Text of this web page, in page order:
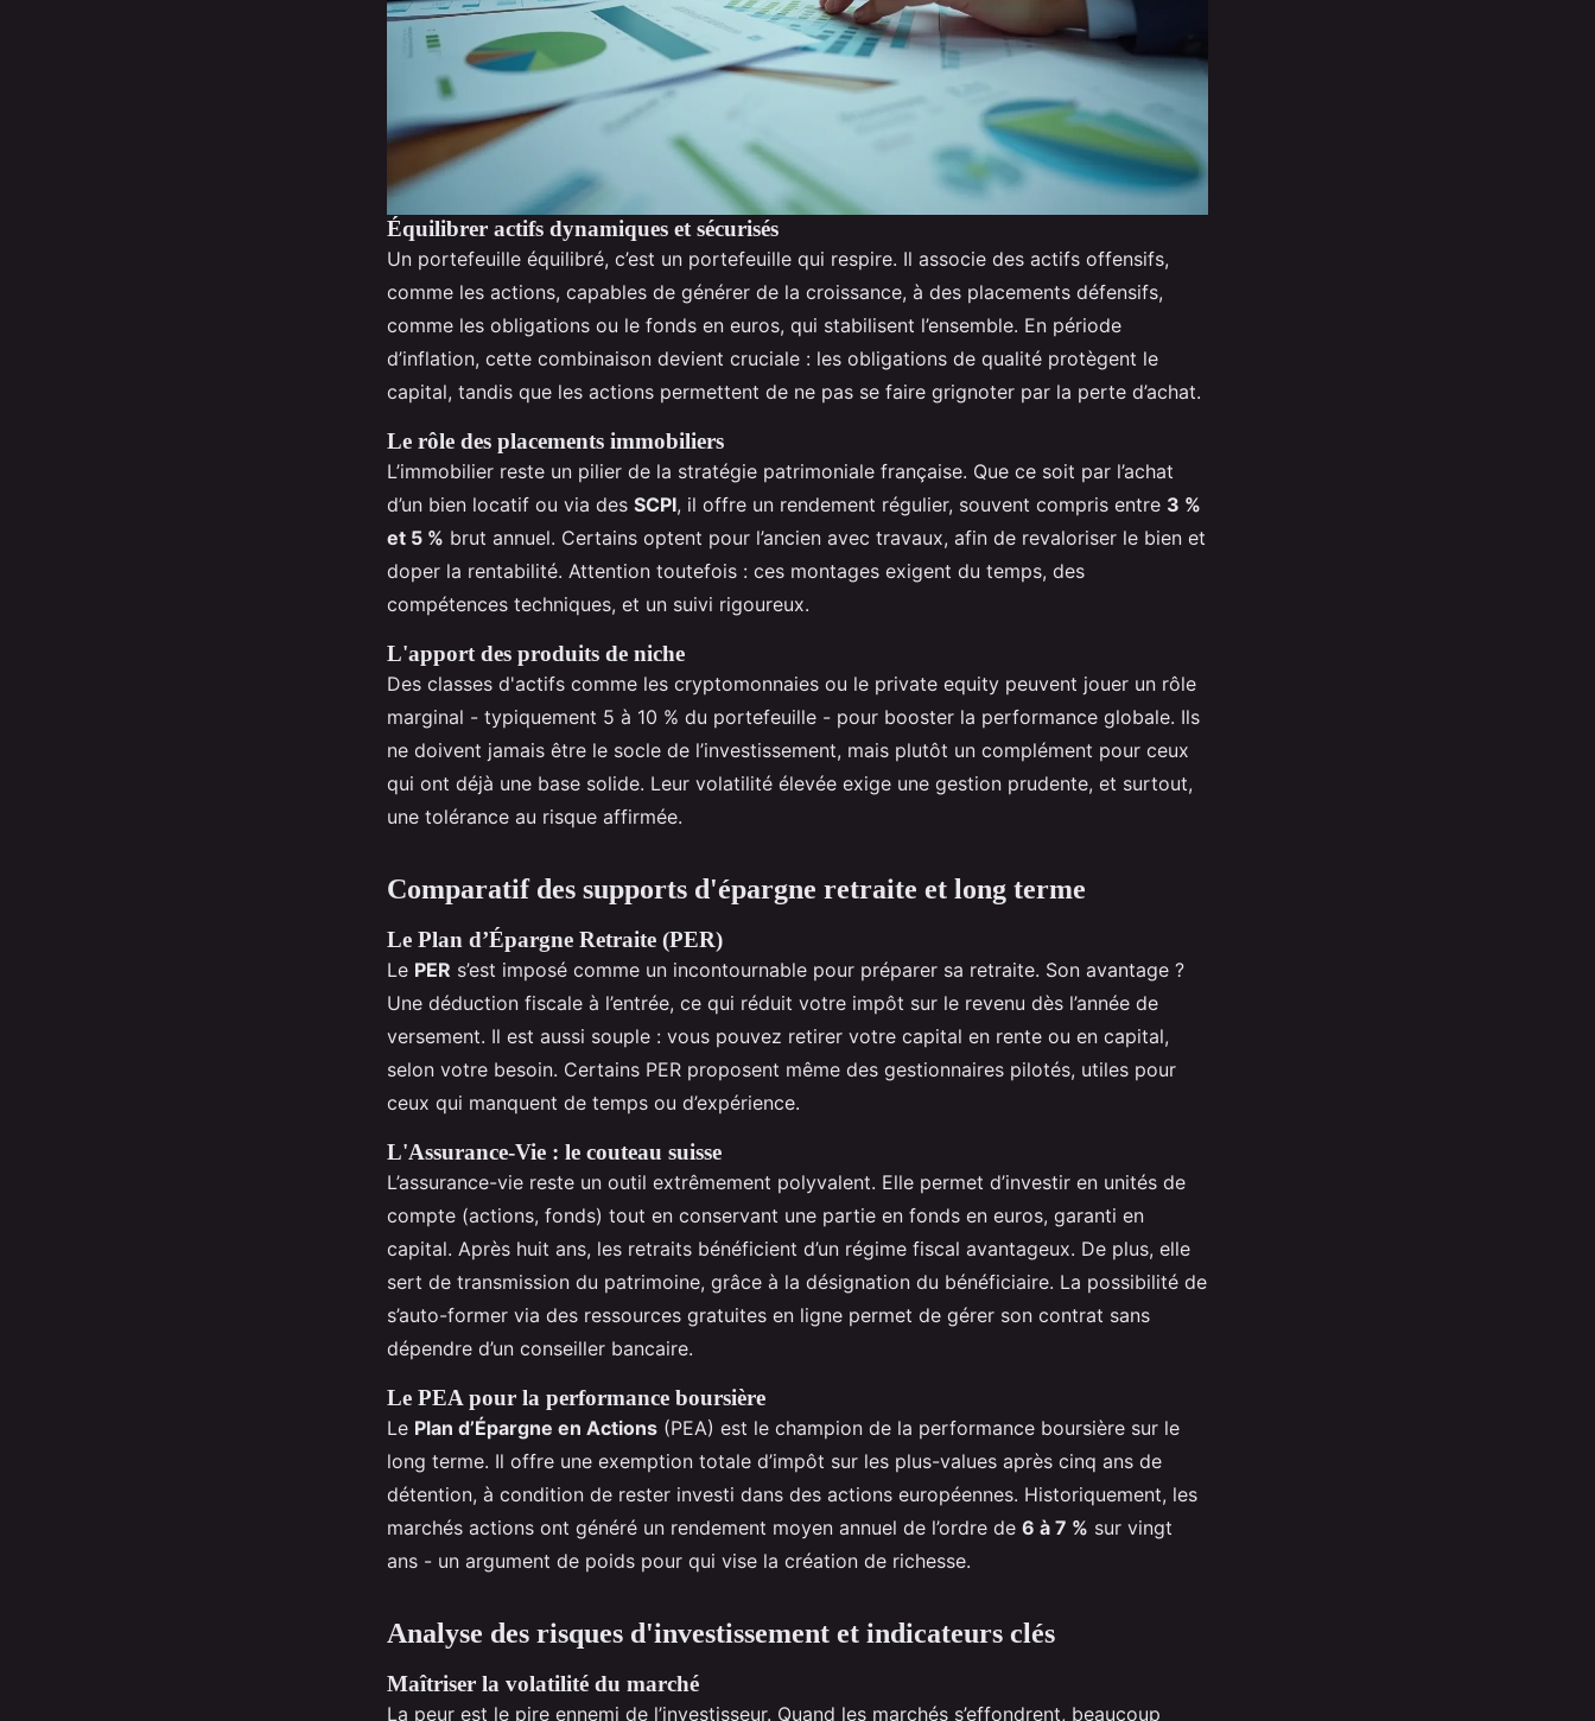
Équilibrer actifs dynamiques et sécurisés
Un portefeuille équilibré, c’est un portefeuille qui respire. Il associe des actifs offensifs,
comme les actions, capables de générer de la croissance, à des placements défensifs,
comme les obligations ou le fonds en euros, qui stabilisent l’ensemble. En période
d’inflation, cette combinaison devient cruciale : les obligations de qualité protègent le
capital, tandis que les actions permettent de ne pas se faire grignoter par la perte d’achat.
Le rôle des placements immobiliers
L’immobilier reste un pilier de la stratégie patrimoniale française. Que ce soit par l’achat
d’un bien locatif ou via des SCPI, il offre un rendement régulier, souvent compris entre 3 %
et 5 % brut annuel. Certains optent pour l’ancien avec travaux, afin de revaloriser le bien et
doper la rentabilité. Attention toutefois : ces montages exigent du temps, des
compétences techniques, et un suivi rigoureux.
L'apport des produits de niche
Des classes d'actifs comme les cryptomonnaies ou le private equity peuvent jouer un rôle
marginal - typiquement 5 à 10 % du portefeuille - pour booster la performance globale. Ils
ne doivent jamais être le socle de l’investissement, mais plutôt un complément pour ceux
qui ont déjà une base solide. Leur volatilité élevée exige une gestion prudente, et surtout,
une tolérance au risque affirmée.
Comparatif des supports d'épargne retraite et long terme
Le Plan d’Épargne Retraite (PER)
Le PER s’est imposé comme un incontournable pour préparer sa retraite. Son avantage ?
Une déduction fiscale à l’entrée, ce qui réduit votre impôt sur le revenu dès l’année de
versement. Il est aussi souple : vous pouvez retirer votre capital en rente ou en capital,
selon votre besoin. Certains PER proposent même des gestionnaires pilotés, utiles pour
ceux qui manquent de temps ou d’expérience.
L'Assurance-Vie : le couteau suisse
L’assurance-vie reste un outil extrêmement polyvalent. Elle permet d’investir en unités de
compte (actions, fonds) tout en conservant une partie en fonds en euros, garanti en
capital. Après huit ans, les retraits bénéficient d’un régime fiscal avantageux. De plus, elle
sert de transmission du patrimoine, grâce à la désignation du bénéficiaire. La possibilité de
s’auto-former via des ressources gratuites en ligne permet de gérer son contrat sans
dépendre d’un conseiller bancaire.
Le PEA pour la performance boursière
Le Plan d’Épargne en Actions (PEA) est le champion de la performance boursière sur le
long terme. Il offre une exemption totale d’impôt sur les plus-values après cinq ans de
détention, à condition de rester investi dans des actions européennes. Historiquement, les
marchés actions ont généré un rendement moyen annuel de l’ordre de 6 à 7 % sur vingt
ans - un argument de poids pour qui vise la création de richesse.
Analyse des risques d'investissement et indicateurs clés
Maîtriser la volatilité du marché
La peur est le pire ennemi de l’investisseur. Quand les marchés s’effondrent, beaucoup